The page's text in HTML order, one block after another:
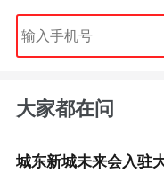
大家都在问
城东新城未来会入驻